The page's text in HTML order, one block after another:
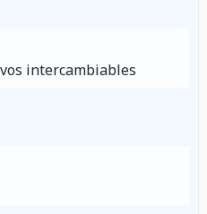
intercambiables